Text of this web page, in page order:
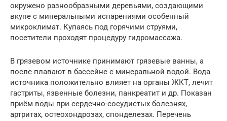
окружено разнообразными деревьями, создающими
вкупе с минеральными испарениями особенный
микроклимат. Купаясь под горячими струями,
посетители проходят процедуру гидромассажа.
В грязевом источнике принимают грязевые ванны, а
после плавают в бассейне с минеральной водой. Вода
источника положительно влияет на органы ЖКТ, лечит
гастриты, язвенные болезни, панкреатит и др. Показан
приём воды при сердечно-сосудистых болезнях,
артритах, остеохондрозах, спонделезах. Перечень